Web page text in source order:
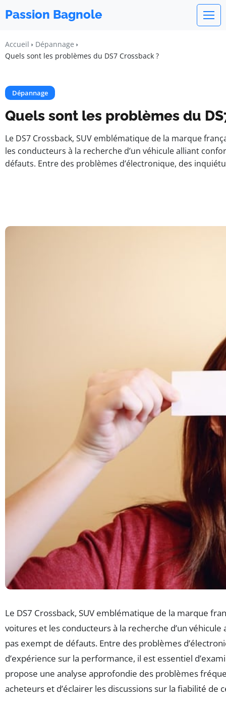
Passion Bagnole
Accueil
Dépannage
Quels sont les problèmes du DS7 Crossback ?
Dépannage
Quels sont les problèmes du
Le DS7 Crossback, SUV emblématique de la marque
les conducteurs à la recherche d’un véhicule alliant
défauts. Entre des problèmes d’électronique, des
Le DS7 Crossback, SUV emblématique de la marque
voitures et les conducteurs à la recherche d’un
pas exempt de défauts. Entre des problèmes
d’expérience sur la performance, il est essentiel
propose une analyse approfondie des problèmes
acheteurs et d’éclairer les discussions sur la fiabilité de